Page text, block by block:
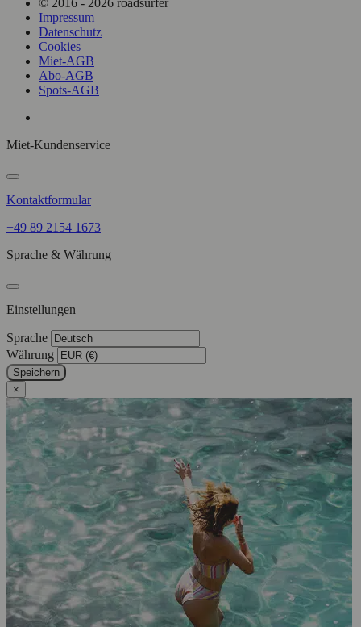
© 2016 - 2026 roadsurfer
Impressum
Datenschutz
Cookies
Miet-AGB
Abo-AGB
Spots-AGB
Miet-Kundenservice
Kontaktformular
+49 89 2154 1673
Sprache & Währung
Einstellungen
Sprache
Währung
Speichern
×